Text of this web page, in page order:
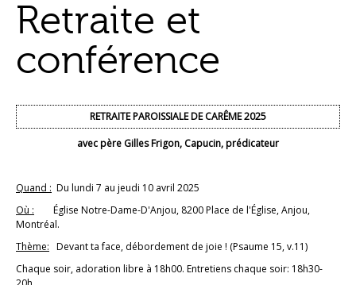
Retraite et
conférence
RETRAITE PAROISSIALE DE CARÊME 2025
avec père Gilles Frigon, Capucin, prédicateur
Quand : Du lundi 7 au jeudi 10 avril 2025
Où : Église Notre-Dame-D'Anjou, 8200 Place de l'Église, Anjou,
Montréal.
Thème: Devant ta face, débordement de joie ! (Psaume 15, v.11)
Chaque soir, adoration libre à 18h00. Entretiens chaque soir: 18h30-